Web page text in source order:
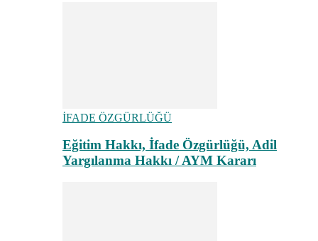
İFADE ÖZGÜRLÜĞÜ
Eğitim Hakkı, İfade Özgürlüğü, Adil
Yargılanma Hakkı / AYM Kararı